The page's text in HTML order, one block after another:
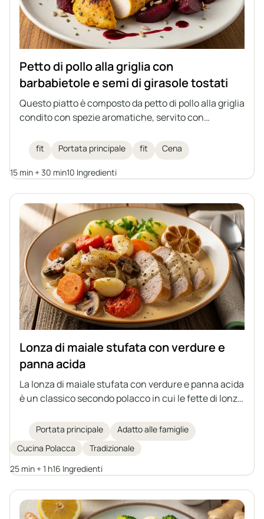
Petto di pollo alla griglia con
barbabietole e semi di girasole tostati
Questo piatto è composto da petto di pollo alla griglia
condito con spezie aromatiche, servito con
irrorato con aceto balsamico ai lamponi. Un pranzo
leggero e fit che unisce un alto contenuto proteico
alla leggerezza delle verdure e alla croccantezza dei
fit Portata principale fit Cena
15 min + 30 min10 Ingredienti
Lonza di maiale stufata con verdure e
panna acida
La lonza di maiale stufata con verdure e panna acida
è un classico secondo polacco in cui le fette di lonza
champignon, cipolla, aglio e pomodori in una salsa
aromatica. Il piatto viene addensato con panna
acida, farina e amido, senza bisogno di aggiungere
brodo pronto. La carne risulta succosa e le verdure
da servire con patate, grano saraceno o una
baguette fresca.
Portata principale
Adatto alle famiglie
Cucina Polacca
Tradizionale
25 min + 1 h16 Ingredienti